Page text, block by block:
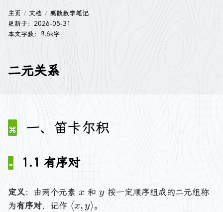
主页 文档
离散数学笔记
更新于： 2026-05-31
本文字数：9.6k字
二元关系
一、笛卡尔积
1.1 有序对
定义：由两个元素 x
x 和 y
y按一定顺序组成的二元组称
为有序对，记作 \
⟨x, y⟩。